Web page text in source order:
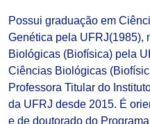
Possui graduação em
Genética pela UFRJ(1985),
Biológicas (Biofísica) pela
Ciências Biológicas
Professora Titular do
da UFRJ desde 2015. É
e de doutorado do